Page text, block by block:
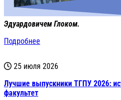
Эдуардовичем Глоком.
Подробнее
25 июля 2026
Лучшие выпускники ТГПУ 2026:
факультет